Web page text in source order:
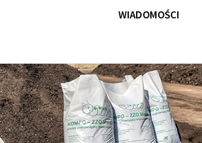
WIADOMOŚCI